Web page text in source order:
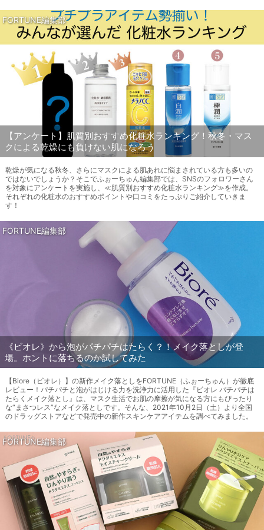
FORTUNE編集部
【アンケート】肌質別おすすめ化粧水ランキング！秋冬・マス
クによる乾燥にも負けない肌になろう
乾燥が気になる秋冬、さらにマスクによる肌あれに悩まされている方も多いの
ではないでしょうか？そこでふぉーちゅん編集部では、SNSのフォロワーさん
を対象にアンケートを実施し、≪肌質別おすすめ化粧水ランキング≫を作成。
それぞれの化粧水のおすすめポイントや口コミをたっぷりご紹介していきま
す！
FORTUNE編集部
《ビオレ》から泡がパチパチはたらく？！メイク落としが登
場。ホントに落ちるのか試してみた
【Biore（ビオレ）】の新作メイク落としをFORTUNE（ふぉーちゅん）が徹底
レビュー！パチパチと泡がはじける力を洗浄力に活用した『ビオレ パチパチは
たらくメイク落とし』は、マスク生活でお肌の摩擦が気になる方にもぴったり
な“まさつレス”なメイク落としです。そんな、2021年10月2日（土）より全国
のドラッグストアなどで発売中の新作スキンケアアイテムを調べてみました。
FORTUNE編集部